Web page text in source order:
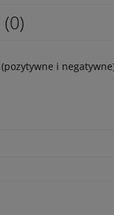
i